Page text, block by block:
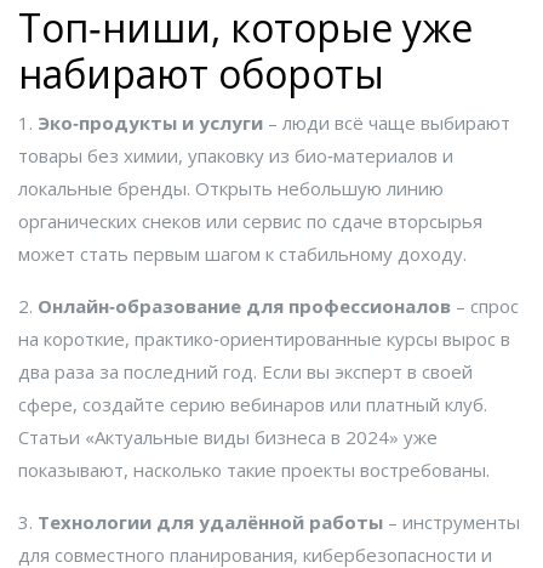
Топ‑ниши, которые уже
набирают обороты
1. Эко‑продукты и услуги – люди всё чаще выбирают
товары без химии, упаковку из био‑материалов и
локальные бренды. Открыть небольшую линию
органических снеков или сервис по сдаче вторсырья
может стать первым шагом к стабильному доходу.
2. Онлайн‑образование для профессионалов – спрос
на короткие, практико‑ориентированные курсы вырос в
два раза за последний год. Если вы эксперт в своей
сфере, создайте серию вебинаров или платный клуб.
Статьи «Актуальные виды бизнеса в 2024» уже
показывают, насколько такие проекты востребованы.
3. Технологии для удалённой работы – инструменты
для совместного планирования, кибербезопасности и